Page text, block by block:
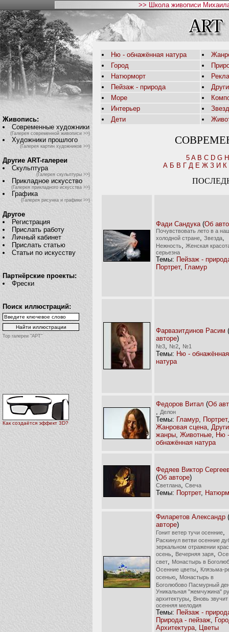
>> Школа живописи
Живопись:
Современные художники
(Галерея современной живописи >>)
Художники прошлого
(Галерея картин художников >>)
Другие ART-галереи
Скульптура
(Галерея скульптуры >>)
Прикладное искусство
(Галерея прикладного искусства >>)
Графика
(Галерея рисунка и графики >>)
Другое
Регистрация
Прислать работу
Личный кабинет
Прислать статью
Статьи по искусству
Партнёрские проекты:
Фрески
Поиск иллюстраций:
Top галереи "АРТ"
Как создаётся эффект 3D?
Ню - обнажённая натура
Город
Натюрморт
Пейзаж - природа
Море
Интерьер
Дети
5 A B C D G H
А Б В Г Д Е Ж З И К
Фади Сандука (Об
Почувствовать лето в а
холодной стране
Звезда
Нежность
Женская
серьезна
Темы: Пейзаж -
Портрет, Гламур
Фарвазитдинов Расим (
авторе)
№3 №2 №1
Темы: Ню - обнажённая
натура
Федоров Витал (Об
Делон
Темы: Гламур Портрет,
Жанровая сцена
жанры Животные
Ню -
обнажённая натура
Федяев Виктор
(Об авторе)
Светлана Свеча
Темы: Портрет,
Филаретов Александр (
авторе)
Гонит ветер тучи осенние
Раскинул ветви осенние
зеркальном отражении
осень
Вечерняя заря
свет
Монастырь в
Осенние цветы
Клязьма-
осенью
Монастырь в
Боголюбово Пасмурный
Уникальная "жемчужина"
архитектуры
Вновь звучит
осенняя мелодия
Темы: Пейзаж -
Природа - пейзаж
Архитектура
Цветы